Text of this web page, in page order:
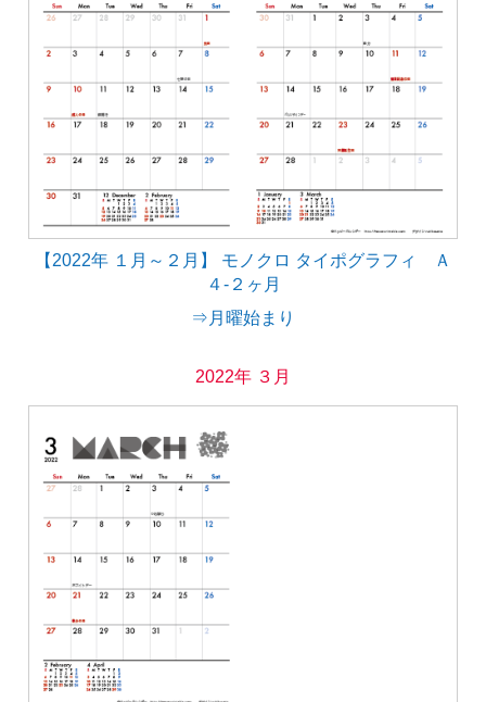
【2022年 １月～２月】 モノクロ タイポグラフィ Ａ
４-２ヶ月
⇒月曜始まり
2022年 ３月